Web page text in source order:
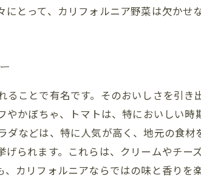
とって、カリフォルニア野菜は欠かせ
ことで有名です。そのおいしさを引
やかぼちゃ、トマトは、特においしい
などは、特に人気が高く、地元の食
られます。これらは、クリームやチー
カリフォルニアならではの味と香り